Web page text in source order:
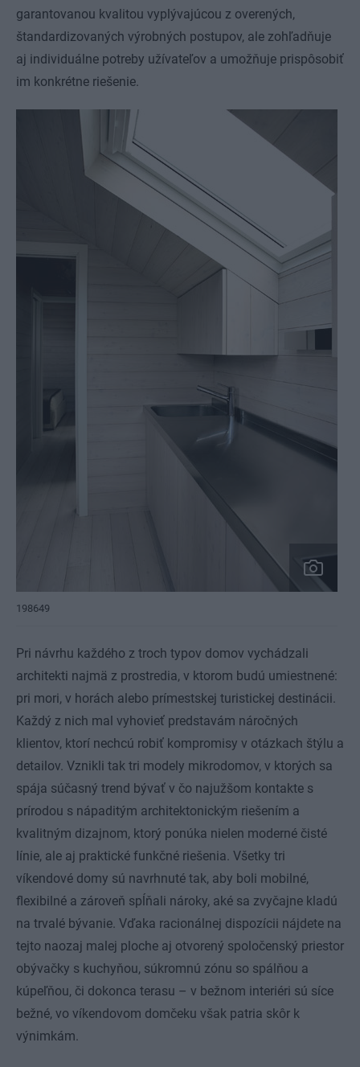
garantovanou kvalitou vyplývajúcou z overených,
štandardizovaných výrobných postupov, ale zohľadňuje
aj individuálne potreby užívateľov a umožňuje prispôsobiť
im konkrétne riešenie.
198649
Pri návrhu každého z troch typov domov vychádzali
architekti najmä z prostredia, v ktorom budú umiestnené:
pri mori, v horách alebo prímestskej turistickej destinácii.
Každý z nich mal vyhovieť predstavám náročných
klientov, ktorí nechcú robiť kompromisy v otázkach štýlu a
detailov. Vznikli tak tri modely mikrodomov, v ktorých sa
spája súčasný trend bývať v čo najužšom kontakte s
prírodou s nápaditým architektonickým riešením a
kvalitným dizajnom, ktorý ponúka nielen moderné čisté
línie, ale aj praktické funkčné riešenia. Všetky tri
víkendové domy sú navrhnuté tak, aby boli mobilné,
flexibilné a zároveň spĺňali nároky, aké sa zvyčajne kladú
na trvalé bývanie. Vďaka racionálnej dispozícii nájdete na
tejto naozaj malej ploche aj otvorený spoločenský priestor
obývačky s kuchyňou, súkromnú zónu so spálňou a
kúpeľňou, či dokonca terasu – v bežnom interiéri sú síce
bežné, vo víkendovom domčeku však patria skôr k
výnimkám.